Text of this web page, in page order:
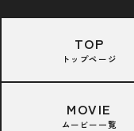
TOP
トップページ
MOVIE
ムービー一覧